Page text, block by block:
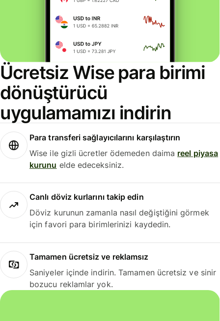
Ücretsiz Wise para birimi
dönüştürücü
uygulamamızı indirin
Para transferi sağlayıcılarını karşılaştırın
Wise ile gizli ücretler ödemeden daima reel piyasa
kurunu elde edeceksiniz.
Canlı döviz kurlarını takip edin
Döviz kurunun zamanla nasıl değiştiğini görmek
için favori para birimlerinizi kaydedin.
Tamamen ücretsiz ve reklamsız
Saniyeler içinde indirin. Tamamen ücretsiz ve sinir
bozucu reklamlar yok.